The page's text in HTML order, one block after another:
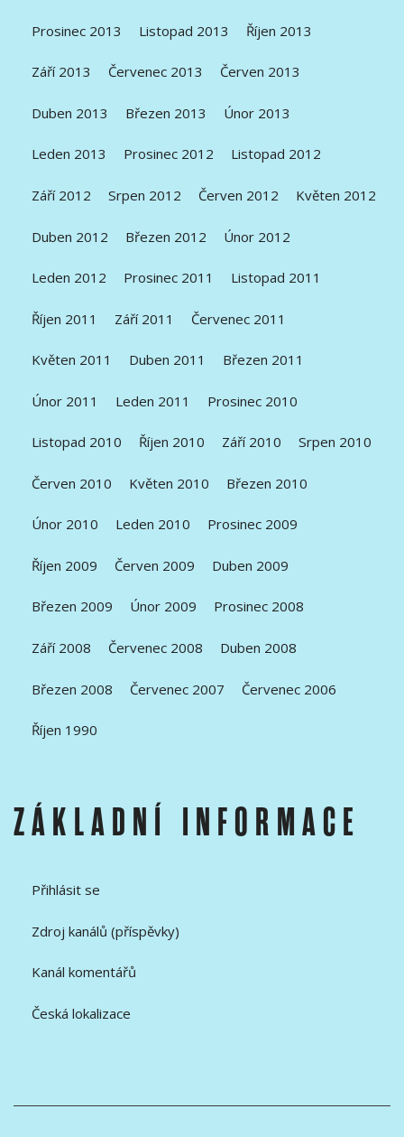
Prosinec 2013 Listopad 2013 Říjen 2013
Září 2013 Červenec 2013 Červen 2013
Duben 2013 Březen 2013 Únor 2013
Leden 2013 Prosinec 2012 Listopad 2012
Září 2012 Srpen 2012 Červen 2012 Květen 2012
Duben 2012 Březen 2012 Únor 2012
Leden 2012 Prosinec 2011 Listopad 2011
Říjen 2011 Září 2011 Červenec 2011
Květen 2011 Duben 2011 Březen 2011
Únor 2011 Leden 2011 Prosinec 2010
Listopad 2010 Říjen 2010 Září 2010 Srpen 2010
Červen 2010 Květen 2010 Březen 2010
Únor 2010 Leden 2010 Prosinec 2009
Říjen 2009 Červen 2009 Duben 2009
Březen 2009 Únor 2009 Prosinec 2008
Září 2008 Červenec 2008 Duben 2008
Březen 2008 Červenec 2007 Červenec 2006
Říjen 1990
ZÁKLADNÍ INFORMACE
Přihlásit se
Zdroj kanálů (příspěvky)
Kanál komentářů
Česká lokalizace